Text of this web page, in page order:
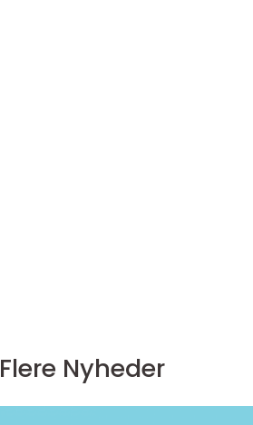
Flere Nyheder